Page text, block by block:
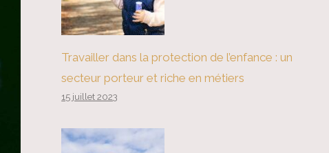
Travailler dans la protection de l’enfance : un
secteur porteur et riche en métiers
15 juillet 2023